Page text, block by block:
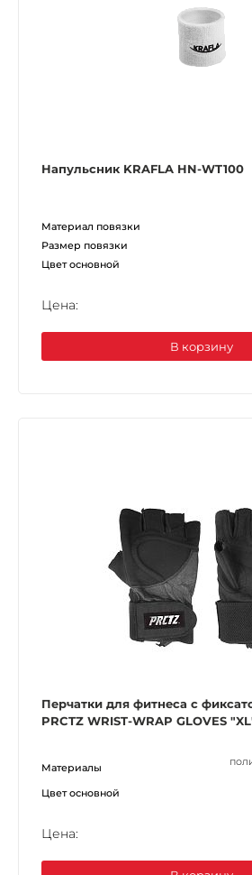
Напульсник KRAFLA HN-WT100
Материал повязки
Размер повязки
Цвет основной
Цена:
В корзину
Перчатки для фитнеса c
PRCTZ WRIST-WRAP GLOVES
Материалы
Цвет основной
Цена: